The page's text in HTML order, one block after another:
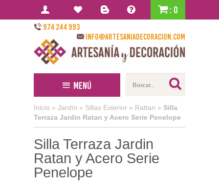
: 0
974 244 993
info@artesaniadecoracion.com
Menú
Inicio » Jardín » Sillas Exterior » Rattan » Silla
Terraza Jardin Ratan y Acero Serie Penelope
Silla Terraza Jardin
Ratan y Acero Serie
Penelope